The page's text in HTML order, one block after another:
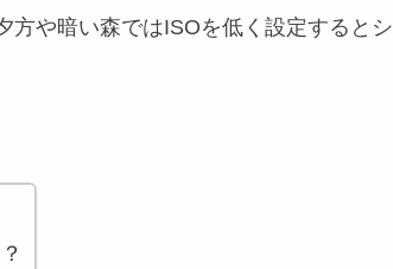
方や暗い森ではISOを低く設定するとシ